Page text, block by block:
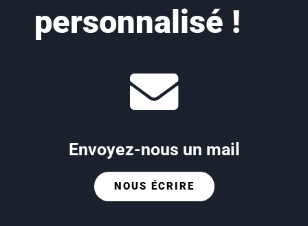
personnalisé !
Envoyez-nous un mail
NOUS ÉCRIRE